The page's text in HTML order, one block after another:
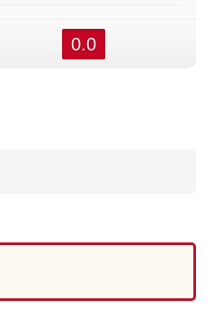
0.0